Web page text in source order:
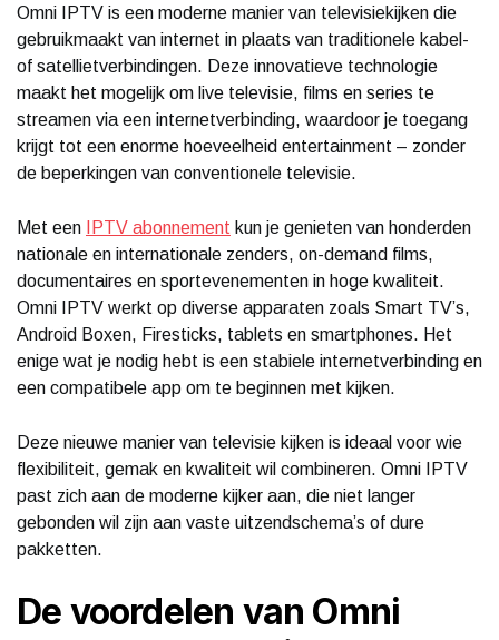
Omni IPTV is een moderne manier van televisiekijken die
gebruikmaakt van internet in plaats van traditionele kabel-
of satellietverbindingen. Deze innovatieve technologie
maakt het mogelijk om live televisie, films en series te
streamen via een internetverbinding, waardoor je toegang
krijgt tot een enorme hoeveelheid entertainment – zonder
de beperkingen van conventionele televisie.
Met een IPTV abonnement kun je genieten van honderden
nationale en internationale zenders, on-demand films,
documentaires en sportevenementen in hoge kwaliteit.
Omni IPTV werkt op diverse apparaten zoals Smart TV’s,
Android Boxen, Firesticks, tablets en smartphones. Het
enige wat je nodig hebt is een stabiele internetverbinding en
een compatibele app om te beginnen met kijken.
Deze nieuwe manier van televisie kijken is ideaal voor wie
flexibiliteit, gemak en kwaliteit wil combineren. Omni IPTV
past zich aan de moderne kijker aan, die niet langer
gebonden wil zijn aan vaste uitzendschema’s of dure
pakketten.
De voordelen van Omni